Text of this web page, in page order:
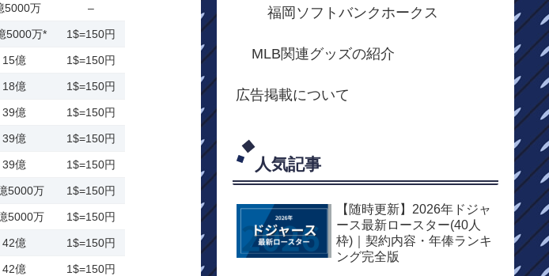
5000万 –
5000万* 1$=150円
15億 1$=150円
18億 1$=150円
39億 1$=150円
39億 1$=150円
39億 1$=150円
5000万 1$=150円
5000万 1$=150円
42億 1$=150円
42億 1$=150円
福岡ソフトバンクホークス
MLB関連グッズの紹介
広告掲載について
人気記事
【随時更新】2026年ドジャ
ース最新ロースター(40人
枠)｜契約内容・年俸ランキ
ング完全版